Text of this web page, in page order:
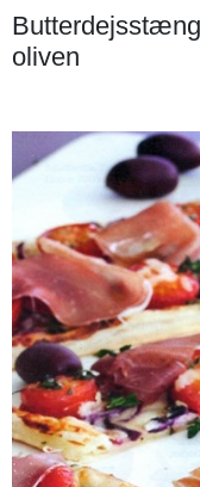
oliven